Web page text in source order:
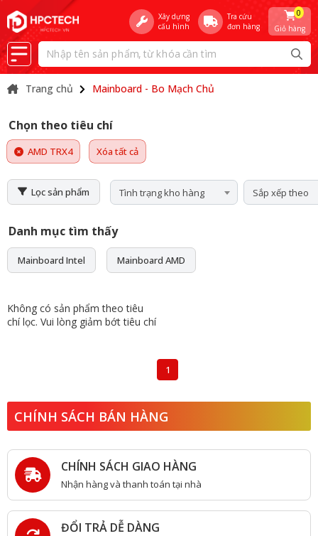
Xây dựng
cấu hình
Tra cứu
đơn hàng
Giỏ hàng
0
Trang chủ Mainboard - Bo Mạch Chủ
Chọn theo tiêu chí
AMD TRX4 Xóa tất cả
Lọc sản phẩm Tình trạng kho hàng Sắp xếp theo
Danh mục tìm thấy
Mainboard Intel Mainboard AMD
Không có sản phẩm theo tiêu
chí lọc. Vui lòng giảm bớt tiêu chí
1
CHÍNH SÁCH BÁN HÀNG
CHÍNH SÁCH GIAO HÀNG
Nhận hàng và thanh toán tại nhà
ĐỔI TRẢ DỄ DÀNG